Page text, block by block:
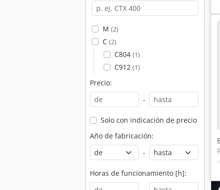
M (2)
C (2)
C804 (1)
C912 (1)
Precio:
-
Solo con indicación de precio
Año de fabricación:
-
Horas de funcionamiento [h]: